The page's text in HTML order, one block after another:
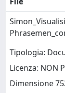
Tipologia:
Licenza: NON
Dimensione